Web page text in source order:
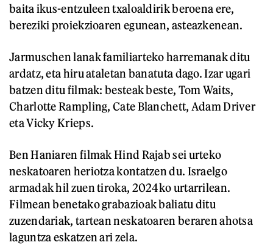
baita ikus-entzuleen txaloaldirik beroena ere,
bereziki proiekzioaren egunean, asteazkenean.
Jarmuschen lanak familiarteko harremanak ditu
ardatz, eta hiru ataletan banatuta dago. Izar ugari
batzen ditu filmak: besteak beste, Tom Waits,
Charlotte Rampling, Cate Blanchett, Adam Driver
eta Vicky Krieps.
Ben Haniaren filmak Hind Rajab sei urteko
neskatoaren heriotza kontatzen du. Israelgo
armadak hil zuen tiroka, 2024ko urtarrilean.
Filmean benetako grabazioak baliatu ditu
zuzendariak, tartean neskatoaren beraren ahotsa
laguntza eskatzen ari zela.